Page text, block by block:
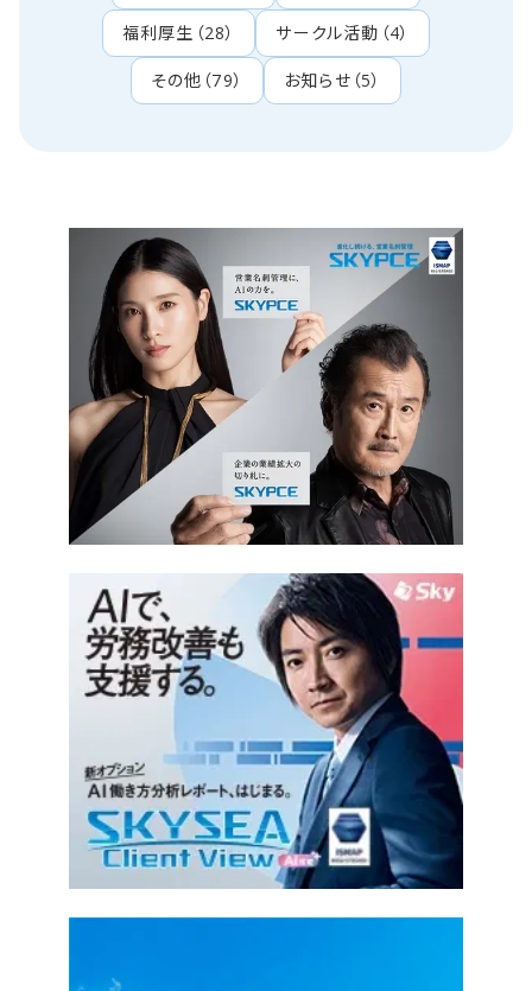
福利厚生 （28） サークル活動 （4）
その他 （79） お知らせ （5）